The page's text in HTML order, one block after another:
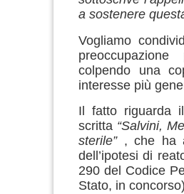
a sostenere
Vogliamo
colpendo una
interesse più
Il fatto riguarda
scritta “Salvini,
sterile”, che ha
dell’ipotesi di
290 del Codice
Stato, in